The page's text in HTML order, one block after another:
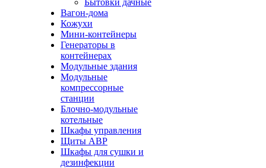
Бытовки дачные
Вагон-дома
Кожухи
Мини-контейнеры
Генераторы в
контейнерах
Модульные здания
Модульные
компрессорные
станции
Блочно-модульные
котельные
Шкафы управления
Щиты АВР
Шкафы для сушки и
дезинфекции